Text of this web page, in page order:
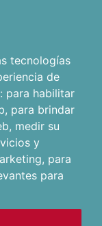
tecnologías
de
para habilitar
, para brindar
, medir su
y
, para
para